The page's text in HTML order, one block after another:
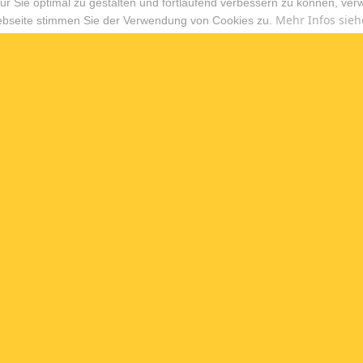
stimmen Sie der Verwendung von Cookies zu. Mehr Infos